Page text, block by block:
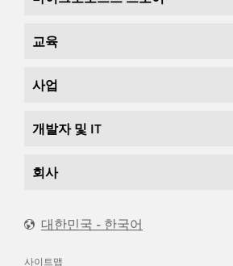
교육
사업
개발자 및 IT
회사
대한민국 - 한국어
사이트맵